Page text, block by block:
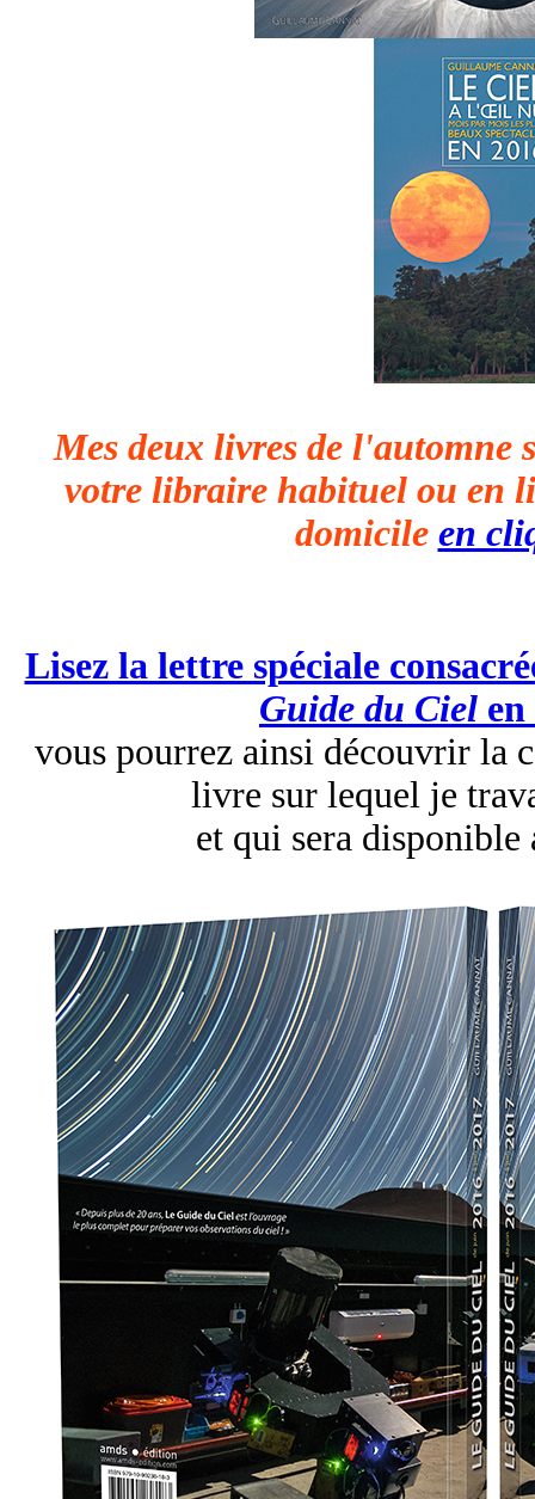
Mes deux livres de l'automne
votre libraire habituel ou en
domicile en
Lisez la lettre spéciale
Guide du Ciel
vous pourrez ainsi découvrir la
livre sur lequel je
et qui sera disponible